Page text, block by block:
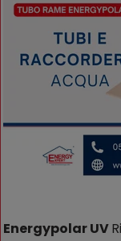
Energypolar UV